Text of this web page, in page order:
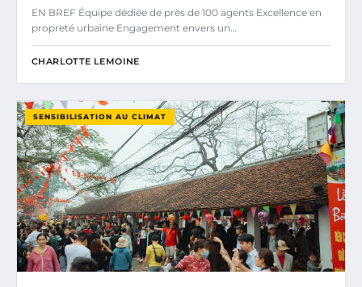
EN BREF Équipe dédiée de près de 100 agents Excellence en
propreté urbaine Engagement envers un…
CHARLOTTE LEMOINE
SENSIBILISATION AU CLIMAT